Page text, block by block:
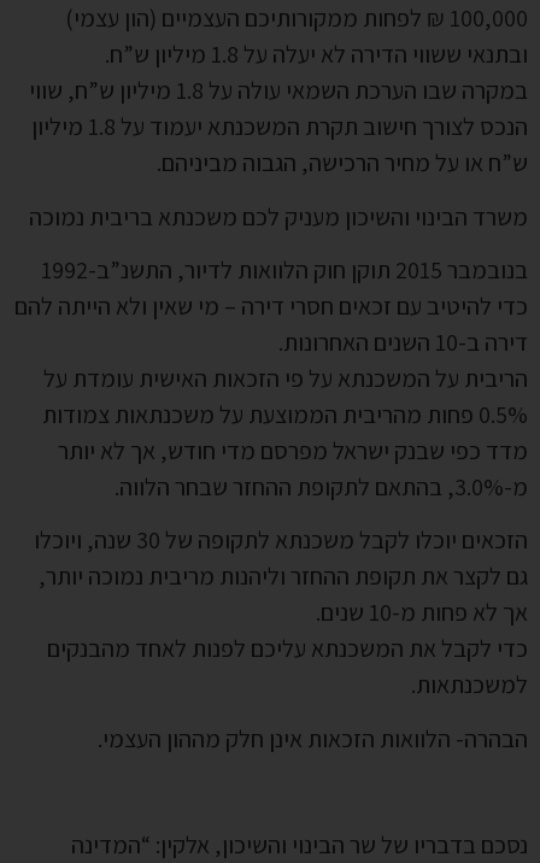
100,000 ₪ לפחות ממקורותיכם העצמיים (הון עצמי)
ובתנאי ששווי הדירה לא יעלה על 1.8 מיליון ש”ח.
במקרה שבו הערכת השמאי עולה על 1.8 מיליון ש”ח, שווי
הנכס לצורך חישוב תקרת המשכנתא יעמוד על 1.8 מיליון
ש”ח או על מחיר הרכישה, הגבוה מביניהם.
משרד הבינוי והשיכון מעניק לכם משכנתא בריבית נמוכה
בנובמבר 2015 תוקן חוק הלוואות לדיור, התשנ”ב-1992
כדי להיטיב עם זכאים חסרי דירה – מי שאין ולא הייתה להם
דירה ב-10 השנים האחרונות.
הריבית על המשכנתא על פי הזכאות האישית עומדת על
0.5% פחות מהריבית הממוצעת על משכנתאות צמודות
מדד כפי שבנק ישראל מפרסם מדי חודש, אך לא יותר
מ-3.0%, בהתאם לתקופת ההחזר שבחר הלווה.
הזכאים יוכלו לקבל משכנתא לתקופה של 30 שנה, ויוכלו
גם לקצר את תקופת ההחזר וליהנות מריבית נמוכה יותר,
אך לא פחות מ-10 שנים.
כדי לקבל את המשכנתא עליכם לפנות לאחד מהבנקים
למשכנתאות.
הבהרה- הלוואות הזכאות אינן חלק מההון העצמי.
נסכם בדבריו של שר הבינוי והשיכון, אלקין: “המדינה